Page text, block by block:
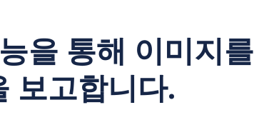
을 통해 이미지를
보고합니다.